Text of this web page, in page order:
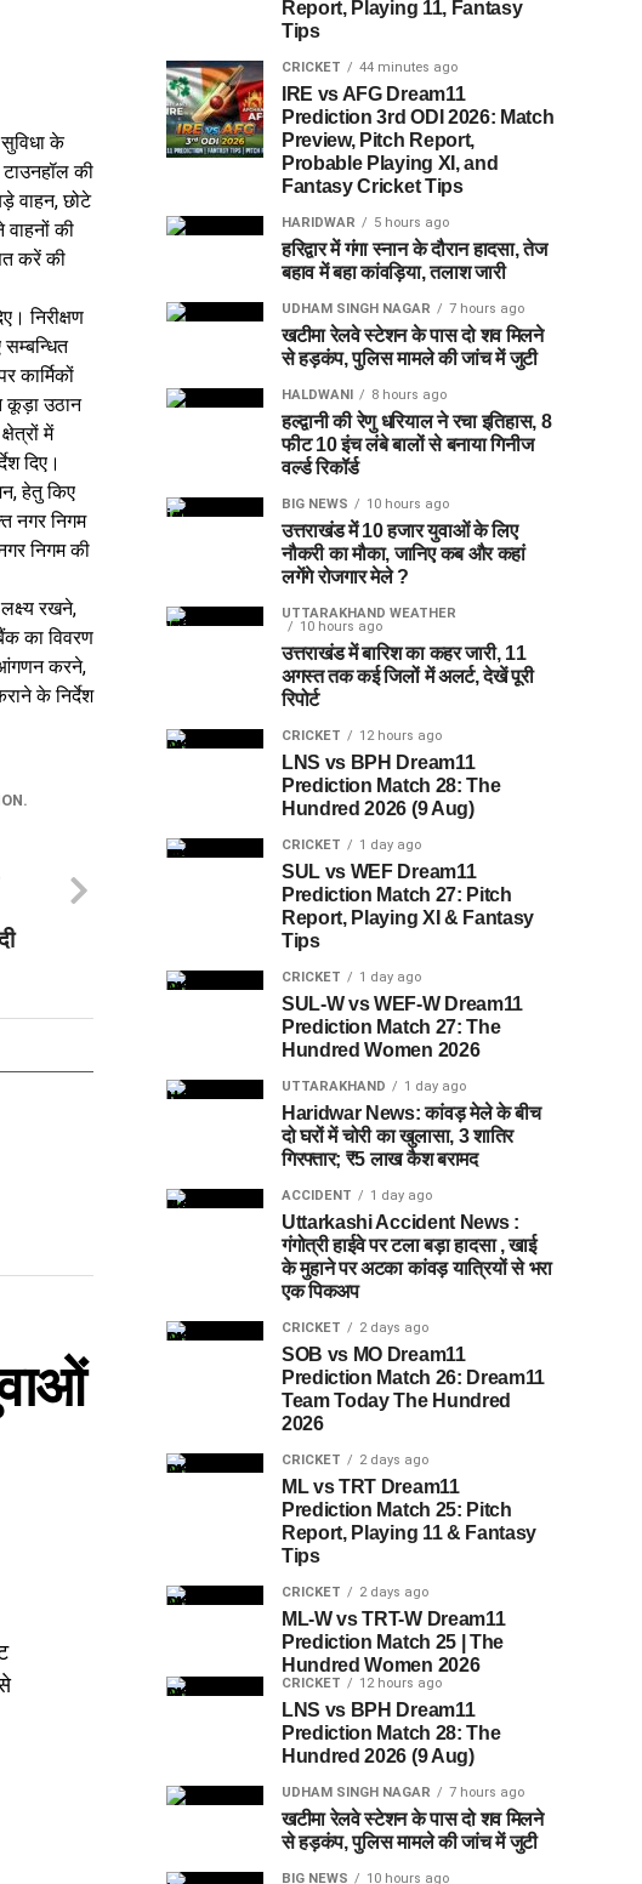
के
की
वाहन, छोटे
की
करें की
निरीक्षण
कार्मिकों
कूड़ा उठान
में
दिए।
हेतु किए
नगर निगम
निगम की
रखने,
का विवरण
आंगणन करने,
के निर्देश
Report, Playing 11, Fantasy
Tips
CRICKET 44 minutes ago
IRE vs AFG Dream11
Prediction 3rd ODI 2026: Match
Preview, Pitch Report,
Probable Playing XI, and
Fantasy Cricket Tips
HARIDWAR 5 hours ago
हरिद्वार में गंगा स्नान के दौरान हादसा, तेज
बहाव में बहा कांवड़िया, तलाश जारी
UDHAM SINGH NAGAR 7 hours ago
खटीमा रेलवे स्टेशन के पास दो शव मिलने
से हड़कंप, पुलिस मामले की जांच में जुटी
HALDWANI 8 hours ago
हल्द्वानी की रेणु धरियाल ने रचा इतिहास, 8
फीट 10 इंच लंबे बालों से बनाया गिनीज
वर्ल्ड रिकॉर्ड
BIG NEWS 10 hours ago
उत्तराखंड में 10 हजार युवाओं के लिए
नौकरी का मौका, जानिए कब और कहां
लगेंगे रोजगार मेले ?
UTTARAKHAND WEATHER
10 hours ago
उत्तराखंड में बारिश का कहर जारी, 11
अगस्त तक कई जिलों में अलर्ट, देखें पूरी
रिपोर्ट
CRICKET 12 hours ago
LNS vs BPH Dream11
Prediction Match 28: The
Hundred 2026 (9 Aug)
CRICKET 1 day ago
SUL vs WEF Dream11
Prediction Match 27: Pitch
Report, Playing XI & Fantasy
Tips
CRICKET 1 day ago
SUL-W vs WEF-W Dream11
Prediction Match 27: The
Hundred Women 2026
UTTARAKHAND 1 day ago
Haridwar News: कांवड़ मेले के बीच
दो घरों में चोरी का खुलासा, 3 शातिर
गिरफ्तार; ₹5 लाख कैश बरामद
ACCIDENT 1 day ago
Uttarkashi Accident News :
गंगोत्री हाईवे पर टला बड़ा हादसा , खाई
के मुहाने पर अटका कांवड़ यात्रियों से भरा
एक पिकअप
CRICKET 2 days ago
SOB vs MO Dream11
Prediction Match 26: Dream11
Team Today The Hundred
2026
CRICKET 2 days ago
ML vs TRT Dream11
Prediction Match 25: Pitch
Report, Playing 11 & Fantasy
Tips
CRICKET 2 days ago
ML-W vs TRT-W Dream11
Prediction Match 25 | The
Hundred Women 2026
CRICKET 12 hours ago
LNS vs BPH Dream11
Prediction Match 28: The
Hundred 2026 (9 Aug)
UDHAM SINGH NAGAR 7 hours ago
खटीमा रेलवे स्टेशन के पास दो शव मिलने
से हड़कंप, पुलिस मामले की जांच में जुटी
BIG NEWS 10 hours ago